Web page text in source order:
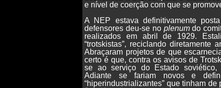
e nível de coerção com que se
A NEP estava definitivamente
defensores deu-se no plenumdo
realizados em abril de 1929.
“trotskistas”, reciclando diretamente
Abraçaram projetos de que
certo é que, contra os avisos de
se ao serviço do Estado soviético,
Adiante se fariam novos e
“hiperindustrializantes” que tinham